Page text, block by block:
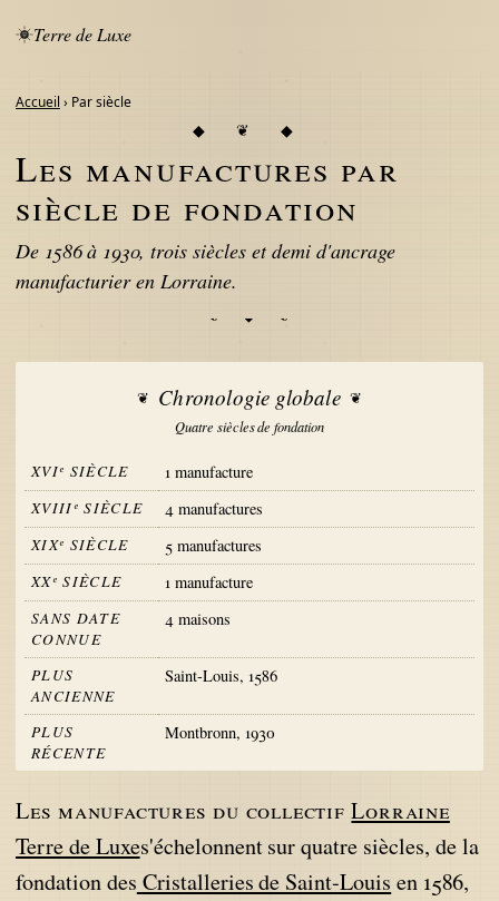
Terre de Luxe
Accueil › Par siècle
Les manufactures par
siècle de fondation
De 1586 à 1930, trois siècles et demi d'ancrage
manufacturier en Lorraine.
Chronologie globale
Quatre siècles de fondation
XVIᵉ SIÈCLE 1 manufacture
XVIIIᵉ SIÈCLE 4 manufactures
XIXᵉ SIÈCLE 5 manufactures
XXᵉ SIÈCLE 1 manufacture
SANS DATE
CONNUE
4 maisons
PLUS
ANCIENNE
Saint-Louis, 1586
PLUS
RÉCENTE
Montbronn, 1930
Les manufactures du collectifLorraine
Terre de Luxes'échelonnent sur quatre siècles, de la
fondation des Cristalleries de Saint-Louis en 1586,